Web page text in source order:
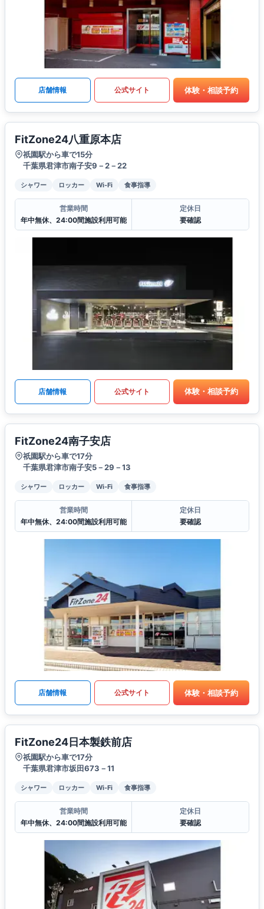
店舗情報 公式サイト 体験・相談予約
FitZone24八重原本店
祇園駅から車で15分
千葉県君津市南子安9－2－22
シャワー ロッカー Wi-Fi 食事指導
営業時間
年中無休、24:00間施設利用可能
定休日
要確認
店舗情報 公式サイト 体験・相談予約
FitZone24南子安店
祇園駅から車で17分
千葉県君津市南子安5－29－13
シャワー ロッカー Wi-Fi 食事指導
営業時間
年中無休、24:00間施設利用可能
定休日
要確認
店舗情報 公式サイト 体験・相談予約
FitZone24日本製鉄前店
祇園駅から車で17分
千葉県君津市坂田673－11
シャワー ロッカー Wi-Fi 食事指導
営業時間
年中無休、24:00間施設利用可能
定休日
要確認